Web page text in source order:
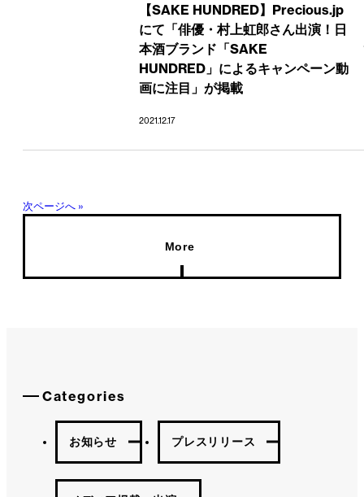
【SAKE HUNDRED】Precious.jp
にて「俳優・村上虹郎さん出演！日
本酒ブランド「SAKE
HUNDRED」によるキャンペーン動
画に注目」が掲載
2021.12.17
次ページへ »
More
Categories
お知らせ プレスリリース